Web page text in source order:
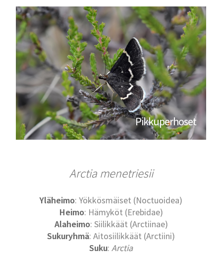
Pikkuperhoset
Arctia menetriesii
Yläheimo: Yökkösmäiset (Noctuoidea)
Heimo: Hämyköt (Erebidae)
Alaheimo: Siilikkäät (Arctiinae)
Sukuryhmä: Aitosiilikkäät (Arctiini)
Suku: Arctia